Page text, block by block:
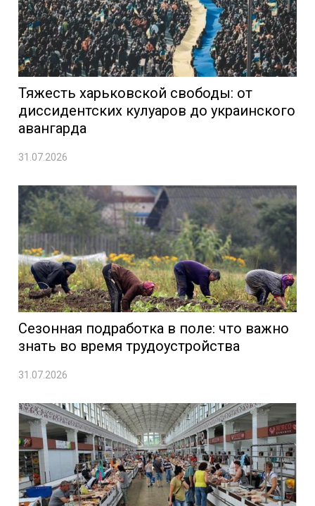
Тяжесть харьковской свободы: от
диссидентских кулуаров до украинского
авангарда
31.07.2026
Сезонная подработка в поле: что важно
знать во время трудоустройства
31.07.2026